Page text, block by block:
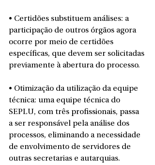
• Certidões substituem análises: a
participação de outros órgãos agora
ocorre por meio de certidões
específicas, que devem ser solicitadas
previamente à abertura do processo.
• Otimização da utilização da equipe
técnica: uma equipe técnica do
SEPLU, com três profissionais, passa
a ser responsável pela análise dos
processos, eliminando a necessidade
de envolvimento de servidores de
outras secretarias e autarquias.